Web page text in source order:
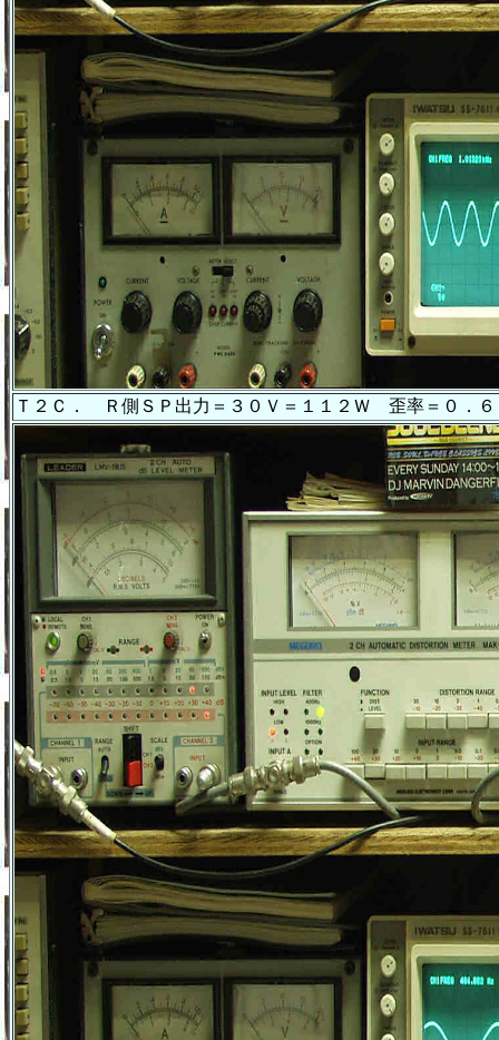
Ｔ２Ｃ． Ｒ側ＳＰ出力＝３０Ｖ＝１１２Ｗ 歪率＝０．